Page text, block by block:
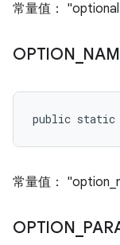
常量值：
OPTION
public static
常量值：
OPTION